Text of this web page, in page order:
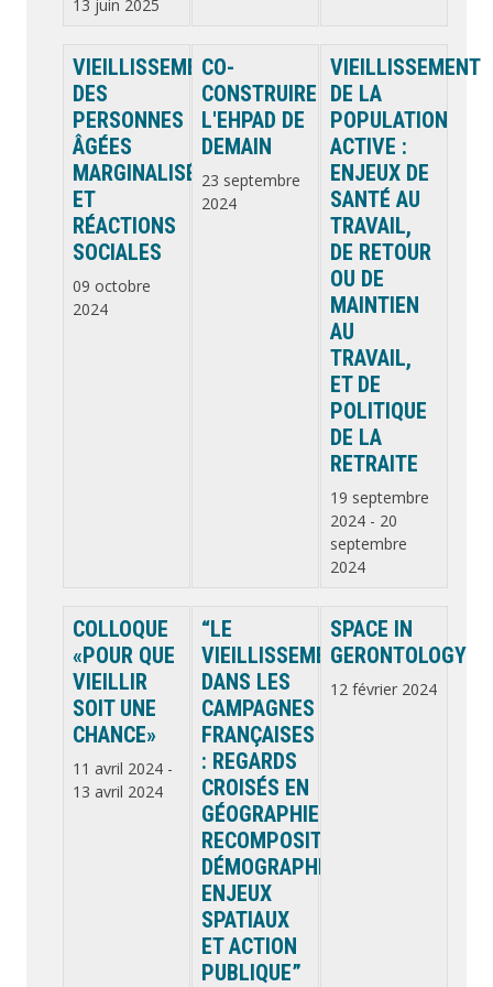
13 juin 2025
VIEILLISSEMENT
DES
PERSONNES
ÂGÉES
MARGINALISÉES
ET
RÉACTIONS
SOCIALES
09 octobre
2024
CO-
CONSTRUIRE
L'EHPAD DE
DEMAIN
23 septembre
2024
VIEILLISSEMENT
DE LA
POPULATION
ACTIVE :
ENJEUX DE
SANTÉ AU
TRAVAIL,
DE RETOUR
OU DE
MAINTIEN
AU
TRAVAIL,
ET DE
POLITIQUE
DE LA
RETRAITE
19 septembre
2024 - 20
septembre
2024
COLLOQUE
«POUR QUE
VIEILLIR
SOIT UNE
CHANCE»
11 avril 2024-
13 avril 2024
“LE
VIEILLISSEMENT
DANS LES
CAMPAGNES
FRANÇAISES
: REGARDS
CROISÉS EN
GÉOGRAPHIE.
RECOMPOSITIONS
DÉMOGRAPHIQUES,
ENJEUX
SPATIAUX
ET ACTION
PUBLIQUE”
SPACE IN
GERONTOLOGY
12 février 2024